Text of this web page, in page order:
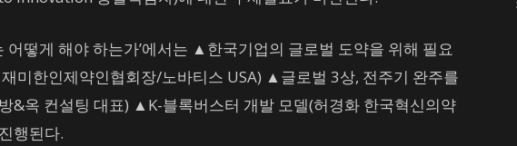
어떻게 해야 하는가’에서는 ▲한국기업의 글로벌 도약을 위해 필요
재미한인제약인협회장/노바티스 USA) ▲글로벌 3상, 전주기 완주를
&옥 컨설팅 대표) ▲K-블록버스터 개발 모델(허경화 한국혁신의약
행된다.